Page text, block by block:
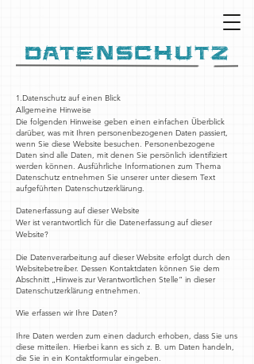
Datenschutz
1.Datenschutz auf einen Blick
Allgemeine Hinweise
Die folgenden Hinweise geben einen einfachen Überblick
darüber, was mit Ihren personenbezogenen Daten passiert,
wenn Sie diese Website besuchen. Personenbezogene
Daten sind alle Daten, mit denen Sie persönlich identifiziert
werden können. Ausführliche Informationen zum Thema
Datenschutz entnehmen Sie unserer unter diesem Text
aufgeführten Datenschutzerklärung.
Datenerfassung auf dieser Website
Wer ist verantwortlich für die Datenerfassung auf dieser
Website?
Die Datenverarbeitung auf dieser Website erfolgt durch den
Websitebetreiber. Dessen Kontaktdaten können Sie dem
Abschnitt „Hinweis zur Verantwortlichen Stelle“ in dieser
Datenschutzerklärung entnehmen.
Wie erfassen wir Ihre Daten?
Ihre Daten werden zum einen dadurch erhoben, dass Sie uns
diese mitteilen. Hierbei kann es sich z. B. um Daten handeln,
die Sie in ein Kontaktformular eingeben.